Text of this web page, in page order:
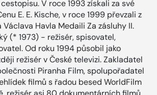
V roce 1993 získali za své
E. E. Kische, v roce 1999 převzali z
Havla Medaili Za zásluhy II.
(* 1973) - režisér, spisovatel,
Od roku 1994 působil jako
režisér v České televizi. Zakladatel
Piranha Film, spolupořadatel
filmů s řadou besed WorldFilm